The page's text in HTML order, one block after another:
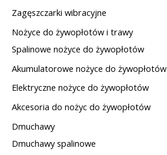
Zagęszczarki wibracyjne
Nożyce do żywopłotów i trawy
Spalinowe nożyce do żywopłotów
Akumulatorowe nożyce do żywopłotów
Elektryczne nożyce do żywopłotów
Akcesoria do nożyc do żywopłotów
Dmuchawy
Dmuchawy spalinowe